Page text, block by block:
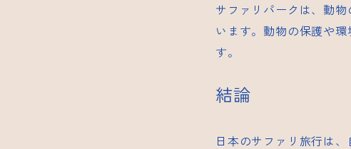
サファリパークは、動
います。動物の保護や
す。
結論
日本のサファリ旅行は